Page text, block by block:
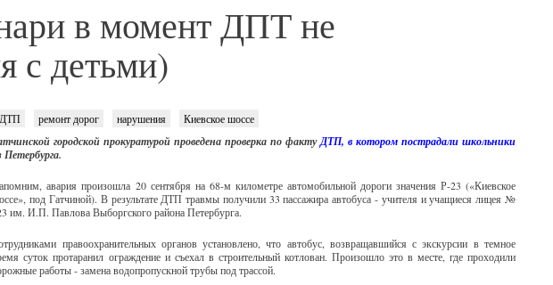
в момент ДПТ не
с детьми)
ДТП ремонт дорог нарушения Киевское шоссе
городской прокуратурой проведена проверка по фактуДТП, в котором пострадали школьники
Петербурга.
авария произошла 20 сентября на 68-м километре автомобильной дороги значения Р-23 («Киевское
под Гатчиной). В результате ДТП травмы получили 33 пассажира автобуса - учителя и учащиеся лицея №
им. И.П. Павлова Выборгского района Петербурга.
правоохранительных органов установлено, что автобус, возвращавшийся с экскурсии в темное
суток протаранил ограждение и съехал в строительный котлован. Произошло это в месте, где проходили
работы - замена водопропускной трубы под трассой.